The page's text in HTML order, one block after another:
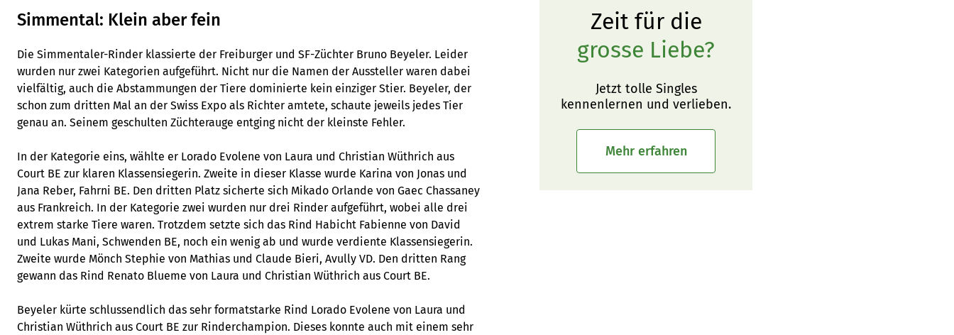
Simmental: Klein aber fein
Die Simmentaler-Rinder klassierte der Freiburger und SF-Züchter Bruno Beyeler. Leider
wurden nur zwei Kategorien aufgeführt. Nicht nur die Namen der Aussteller waren dabei
vielfältig, auch die Abstammungen der Tiere dominierte kein einziger Stier. Beyeler, der
schon zum dritten Mal an der Swiss Expo als Richter amtete, schaute jeweils jedes Tier
genau an. Seinem geschulten Züchterauge entging nicht der kleinste Fehler.
In der Kategorie eins, wählte er Lorado Evolene von Laura und Christian Wüthrich aus
Court BE zur klaren Klassensiegerin. Zweite in dieser Klasse wurde Karina von Jonas und
Jana Reber, Fahrni BE. Den dritten Platz sicherte sich Mikado Orlande von Gaec Chassaney
aus Frankreich. In der Kategorie zwei wurden nur drei Rinder aufgeführt, wobei alle drei
extrem starke Tiere waren. Trotzdem setzte sich das Rind Habicht Fabienne von David
und Lukas Mani, Schwenden BE, noch ein wenig ab und wurde verdiente Klassensiegerin.
Zweite wurde Mönch Stephie von Mathias und Claude Bieri, Avully VD. Den dritten Rang
gewann das Rind Renato Blueme von Laura und Christian Wüthrich aus Court BE.
Beyeler kürte schlussendlich das sehr formatstarke Rind Lorado Evolene von Laura und
Christian Wüthrich aus Court BE zur Rinderchampion. Dieses konnte auch mit einem sehr
Zeit für die
grosse Liebe?
Jetzt tolle Singles
kennenlernen und verlieben.
Mehr erfahren